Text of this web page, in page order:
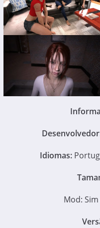
Idiomas:
Mod: